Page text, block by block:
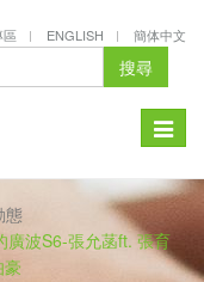
區 ENGLISH 簡体中文
搜尋
Toggle
態
廣波S6-張允菡ft. 張育